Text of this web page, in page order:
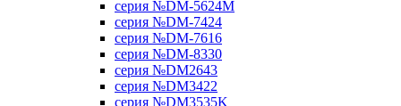
серия №DM-5624M
серия №DM-7424
серия №DM-7616
серия №DM-8330
серия №DM2643
серия №DM3422
серия №DM3535K